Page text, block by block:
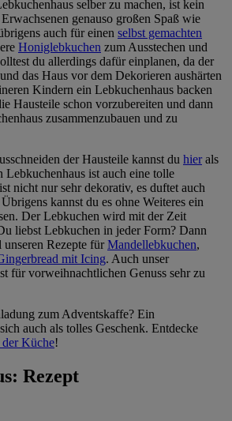
selber zu machen, ist kein
genauso großen Spaß wie
auch für einen selbst gemachten
Honiglebkuchen zum Ausstechen und
du allerdings dafür einplanen, da der
das Haus vor dem Dekorieren aushärten
Kindern ein Lebkuchenhaus backen
Hausteile schon vorzubereiten und dann
zusammenzubauen und zu
der Hausteile kannst du hier als
Lebkuchenhaus ist auch eine tolle
nicht nur sehr dekorativ, es duftet auch
kannst du es ohne Weiteres ein
Der Lebkuchen wird mit der Zeit
liebst Lebkuchen in jeder Form? Dann
Rezepte für Mandellebkuchen,
mit Icing. Auch unser
für vorweihnachtlichen Genuss sehr zu
zum Adventskaffe? Ein
auch als tolles Geschenk. Entdecke
der Küche!
Rezept